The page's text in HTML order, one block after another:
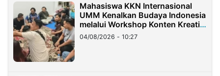
Mahasiswa KKN Internasional
UMM Kenalkan Budaya Indonesia
melalui Workshop Konten Kreatif
di Taiwan
04/08/2026 - 10:27